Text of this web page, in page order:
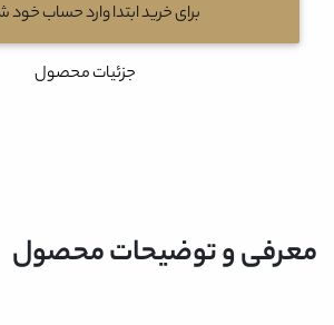
برای خرید ابتدا وارد حساب خود
جزئیات محصول
معرفی و توضیحات محصول